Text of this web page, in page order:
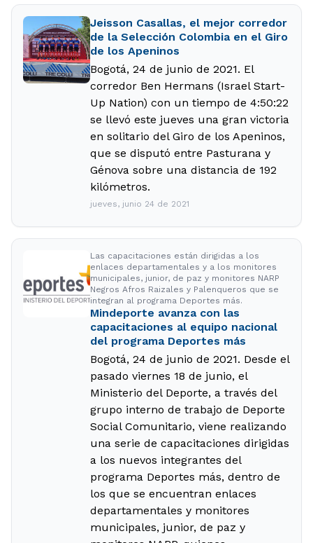
Jeisson Casallas, el mejor corredor
de la Selección Colombia en el Giro
de los Apeninos
Bogotá, 24 de junio de 2021. El
corredor Ben Hermans (Israel Start-
Up Nation) con un tiempo de 4:50:22
se llevó este jueves una gran victoria
en solitario del Giro de los Apeninos,
que se disputó entre Pasturana y
Génova sobre una distancia de 192
kilómetros.
jueves, junio 24 de 2021
Las capacitaciones están dirigidas a los
enlaces departamentales y a los monitores
municipales, junior, de paz y monitores NARP
Negros Afros Raizales y Palenqueros que se
integran al programa Deportes más.
Mindeporte avanza con las
capacitaciones al equipo nacional
del programa Deportes más
Bogotá, 24 de junio de 2021. Desde el
pasado viernes 18 de junio, el
Ministerio del Deporte, a través del
grupo interno de trabajo de Deporte
Social Comunitario, viene realizando
una serie de capacitaciones dirigidas
a los nuevos integrantes del
programa Deportes más, dentro de
los que se encuentran enlaces
departamentales y monitores
municipales, junior, de paz y